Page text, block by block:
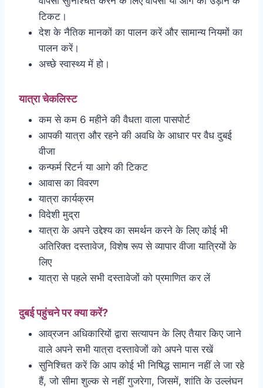
टिकट।
देश के नैतिक मानकों का पालन करें और सामान्य नियमों का
पालन करें।
अच्छे स्वास्थ्य में हो।
यात्रा चेकलिस्ट
कम से कम 6 महीने की वैधता वाला पासपोर्ट
आपकी यात्रा और रहने की अवधि के आधार पर वैध दुबई
वीजा
कन्फर्म रिटर्न या आगे की टिकट
आवास का विवरण
यात्रा कार्यक्रम
विदेशी मुद्रा
यात्रा के अपने उद्देश्य का समर्थन करने के लिए कोई भी
अतिरिक्त दस्तावेज, विशेष रूप से व्यापार वीजा यात्रियों के
लिए
यात्रा से पहले सभी दस्तावेजों को प्रमाणित कर लें
दुबई पहुंचने पर क्या करें?
आव्रजन अधिकारियों द्वारा सत्यापन के लिए तैयार किए जाने
वाले अपने सभी यात्रा दस्तावेजों को अपने पास रखें
सुनिश्चित करें कि आप कोई भी निषिद्ध सामान नहीं ले जा रहे
हैं, जो सीमा शुल्क से नहीं गुजरेगा, जिसमें, शांति के उल्लंघन